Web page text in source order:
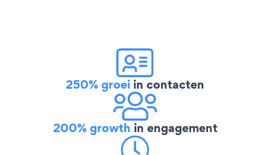
250% groei in contacten
200% growth in engagement